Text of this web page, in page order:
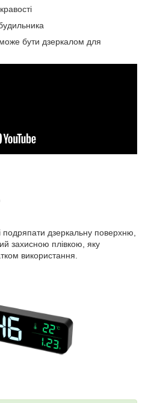
бути дзеркалом для
подряпати дзеркальну поверхню,
захисною плівкою, яку
використання.